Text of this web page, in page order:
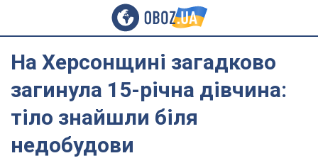
На Херсонщині загадково
загинула 15-річна дівчина:
тіло знайшли біля
недобудови